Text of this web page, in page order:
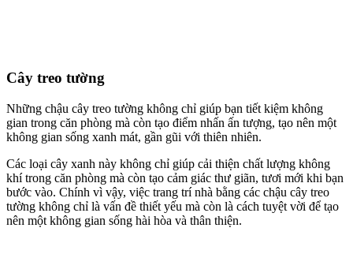
Cây treo tường
Những chậu cây treo tường không chỉ giúp bạn tiết kiệm không
gian trong căn phòng mà còn tạo điểm nhấn ấn tượng, tạo nên một
không gian sống xanh mát, gần gũi với thiên nhiên.
Các loại cây xanh này không chỉ giúp cải thiện chất lượng không
khí trong căn phòng mà còn tạo cảm giác thư giãn, tươi mới khi bạn
bước vào. Chính vì vậy, việc trang trí nhà bằng các chậu cây treo
tường không chỉ là vấn đề thiết yếu mà còn là cách tuyệt vời để tạo
nên một không gian sống hài hòa và thân thiện.